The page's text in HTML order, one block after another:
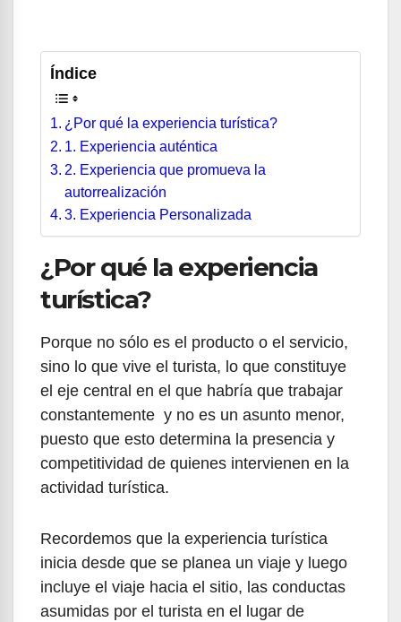
Índice
¿Por qué la experiencia turística?
1. Experiencia auténtica
2. Experiencia que promueva la
autorrealización
3. Experiencia Personalizada
¿Por qué la experiencia
turística?
Porque no sólo es el producto o el servicio,
sino lo que vive el turista, lo que constituye
el eje central en el que habría que trabajar
constantemente y no es un asunto menor,
puesto que esto determina la presencia y
competitividad de quienes intervienen en la
actividad turística.
Recordemos que la experiencia turística
inicia desde que se planea un viaje y luego
incluye el viaje hacia el sitio, las conductas
asumidas por el turista en el lugar de